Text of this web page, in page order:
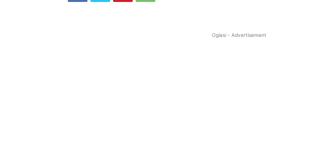
Oglasi - Advertisement